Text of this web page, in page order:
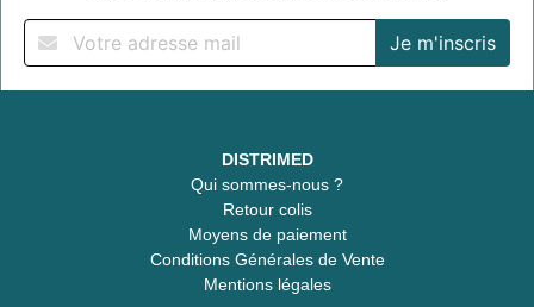
DISTRIMED
Qui sommes-nous ?
Retour colis
Moyens de paiement
Conditions Générales de Vente
Mentions légales